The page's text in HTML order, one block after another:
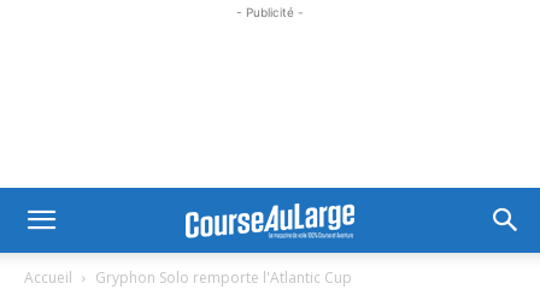
- Publicité -
Accueil Gryphon Solo remporte l'Atlantic Cup